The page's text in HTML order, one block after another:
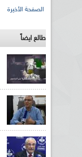
الصفحات
الصفحة الأخيرة
طالع ايضاً